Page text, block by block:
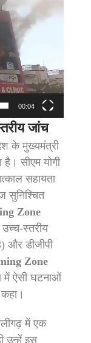
00:04
जांच
के मुख्यमंत्री
है। सीएम योगी
सहायता
सुनिश्चित
Zone
स्तरीय
और डीजीपी
Zone
में ऐसी घटनाओं
में एक
उन्हें इस